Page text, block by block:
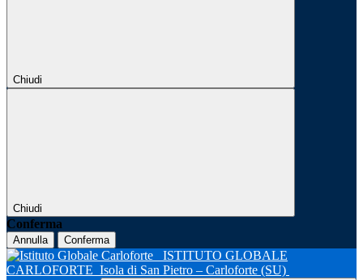
Chiudi
Chiudi
Conferma
Annulla Conferma
ISTITUTO GLOBALE
CARLOFORTE Isola di San Pietro – Carloforte (SU)